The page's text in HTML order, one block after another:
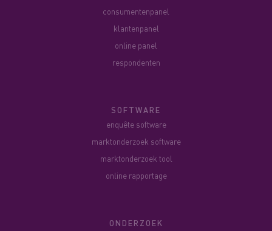
consumentenpanel
klantenpanel
online panel
respondenten
SOFTWARE
enquête software
marktonderzoek software
marktonderzoek tool
online rapportage
ONDERZOEK